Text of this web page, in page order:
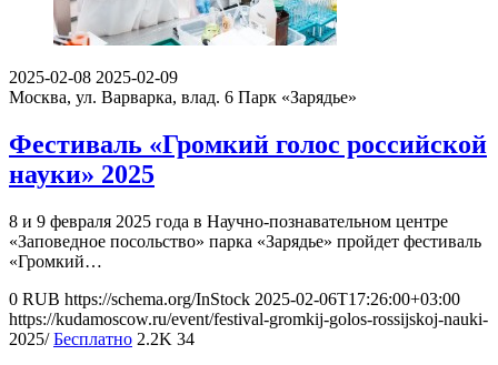
2025-02-08 2025-02-09
Москва, ул. Варварка, влад. 6 Парк «Зарядье»
Фестиваль «Громкий голос российской
науки» 2025
8 и 9 февраля 2025 года в Научно-познавательном центре
«Заповедное посольство» парка «Зарядье» пройдет фестиваль
«Громкий…
0 RUB https://schema.org/InStock 2025-02-06T17:26:00+03:00
https://kudamoscow.ru/event/festival-gromkij-golos-rossijskoj-nauki-
2025/ Бесплатно 2.2K 34